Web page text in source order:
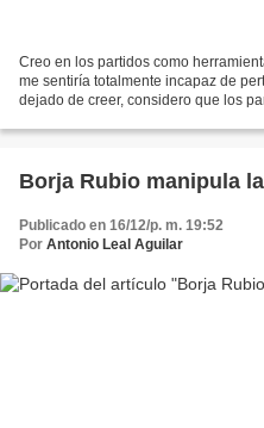
Creo en los partidos como
me sentiría totalmente incapaz de
dejado de creer, considero que los
Borja Rubio manipula
Publicado en 16/12/p. m. 19:52
Por Antonio Leal Aguilar